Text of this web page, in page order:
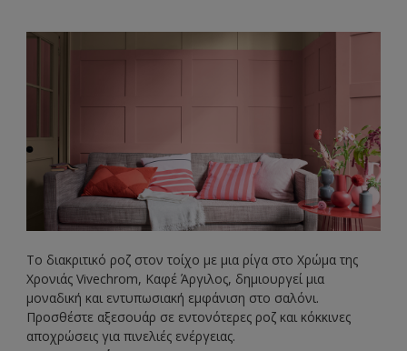
Το διακριτικό ροζ στον τοίχο με μια ρίγα στο Χρώμα της
Χρονιάς Vivechrom, Καφέ Άργιλος, δημιουργεί μια
μοναδική και εντυπωσιακή εμφάνιση στο σαλόνι.
Προσθέστε αξεσουάρ σε εντονότερες ροζ και κόκκινες
αποχρώσεις για πινελιές ενέργειας.